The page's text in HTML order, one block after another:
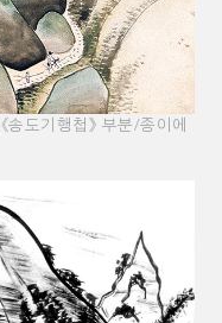
《송도기행첩 》 부분/종이에